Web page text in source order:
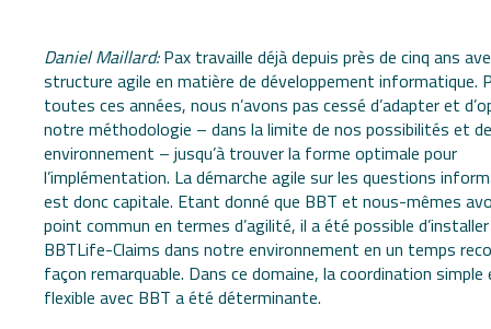
Daniel Maillard:Pax travaille déjà depuis près de cinq ans
structure agile en matière de développement informatique.
toutes ces années, nous n’avons pas cessé d’adapter et
notre méthodologie – dans la limite de nos possibilités et
environnement – jusqu’à trouver la forme optimale pour
l’implémentation. La démarche agile sur les questions
est donc capitale. Etant donné que BBT et nous-mêmes
point commun en termes d’agilité, il a été possible d’installer
BBTLife-Claims dans notre environnement en un temps
façon remarquable. Dans ce domaine, la coordination simple
flexible avec BBT a été déterminante.